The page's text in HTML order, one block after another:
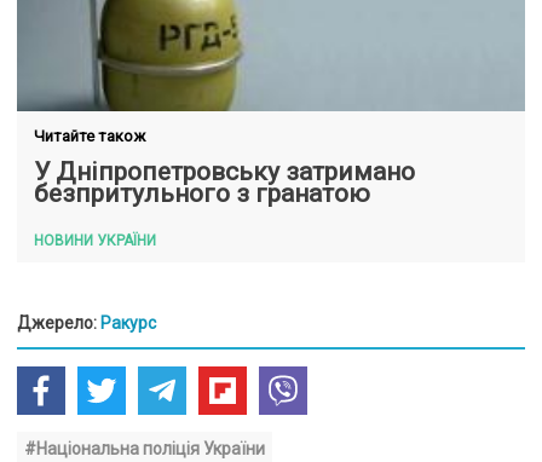
Читайте також
У Дніпропетровську затримано
безпритульного з гранатою
НОВИНИ УКРАЇНИ
Джерело: Ракурс
#Національна поліція України